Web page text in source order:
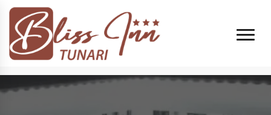
și 20:00 +40 74998 8808| e-mail: